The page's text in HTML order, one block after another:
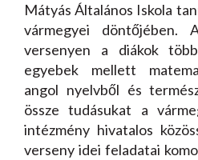
Mátyás Általános Iskola
vármegyei döntőjében.
versenyen a diákok
egyebek mellett
angol nyelvből és
össze tudásukat a
intézmény hivatalos
verseny idei feladatai